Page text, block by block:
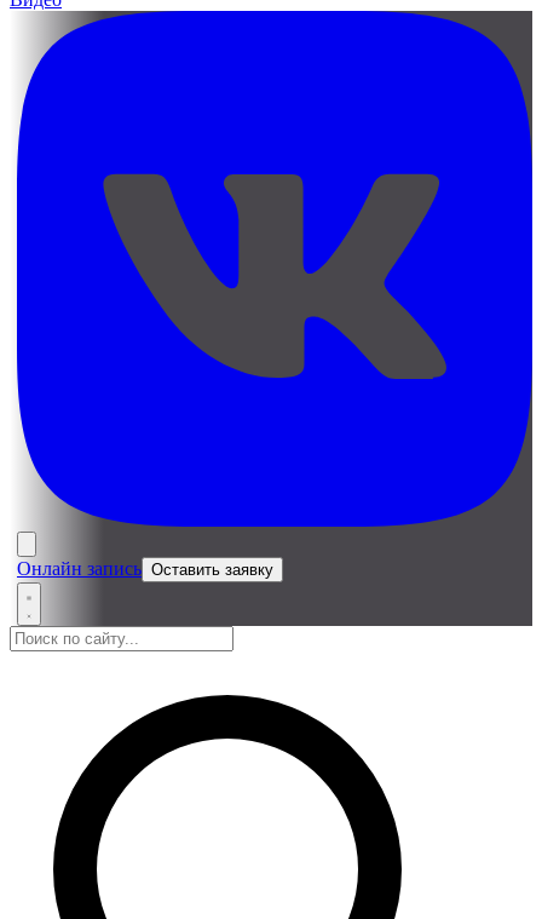
Онлайн запись Оставить заявку